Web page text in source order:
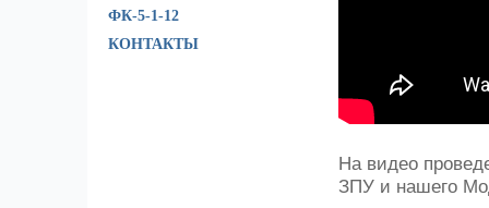
ФК-5-1-12
КОНТАКТЫ
На видео
ЗПУ и нашего